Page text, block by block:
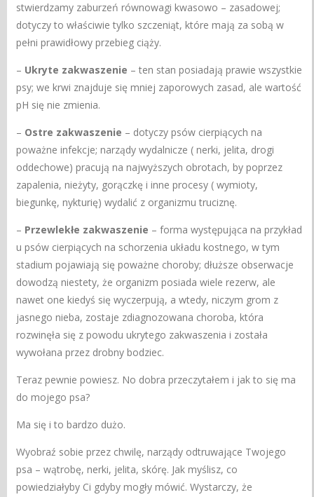
stwierdzamy zaburzeń równowagi kwasowo – zasadowej;
dotyczy to właściwie tylko szczeniąt, które mają za sobą w
pełni prawidłowy przebieg ciąży.
– Ukryte zakwaszenie – ten stan posiadają prawie wszystkie
psy; we krwi znajduje się mniej zaporowych zasad, ale wartość
pH się nie zmienia.
– Ostre zakwaszenie – dotyczy psów cierpiących na
poważne infekcje; narządy wydalnicze ( nerki, jelita, drogi
oddechowe) pracują na najwyższych obrotach, by poprzez
zapalenia, nieżyty, gorączkę i inne procesy ( wymioty,
biegunkę, nykturię) wydalić z organizmu truciznę.
– Przewlekłe zakwaszenie – forma występująca na przykład
u psów cierpiących na schorzenia układu kostnego, w tym
stadium pojawiają się poważne choroby; dłuższe obserwacje
dowodzą niestety, że organizm posiada wiele rezerw, ale
nawet one kiedyś się wyczerpują, a wtedy, niczym grom z
jasnego nieba, zostaje zdiagnozowana choroba, która
rozwinęła się z powodu ukrytego zakwaszenia i została
wywołana przez drobny bodziec.
Teraz pewnie powiesz. No dobra przeczytałem i jak to się ma
do mojego psa?
Ma się i to bardzo dużo.
Wyobraź sobie przez chwilę, narządy odtruwające Twojego
psa – wątrobę, nerki, jelita, skórę. Jak myślisz, co
powiedziałyby Ci gdyby mogły mówić. Wystarczy, że